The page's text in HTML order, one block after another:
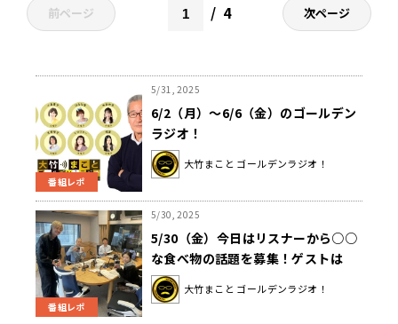
前ページ 4 次ページ
番組レポ
5/31, 2025
6/2（月）～6/6（金）のゴールデン
ラジオ！
大竹まこと ゴールデンラジオ！
番組レポ
5/30, 2025
5/30（金）今日はリスナーから○○
な食べ物の話題を募集！ゲストは
「The HEADLINE」編集長の石田健
さんでした！
大竹まこと ゴールデンラジオ！